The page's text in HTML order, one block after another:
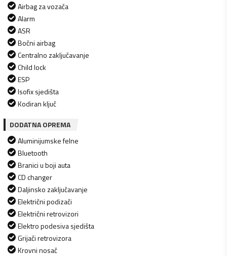
Airbag za vozača
Alarm
ASR
Bočni airbag
Centralno zaključavanje
Child lock
ESP
Isofix sjedišta
Kodiran ključ
DODATNA OPREMA
Aluminijumske felne
Bluetooth
Branici u boji auta
CD changer
Daljinsko zaključavanje
Električni podizači
Električni retrovizori
Elektro podesiva sjedišta
Grijači retrovizora
Krovni nosač